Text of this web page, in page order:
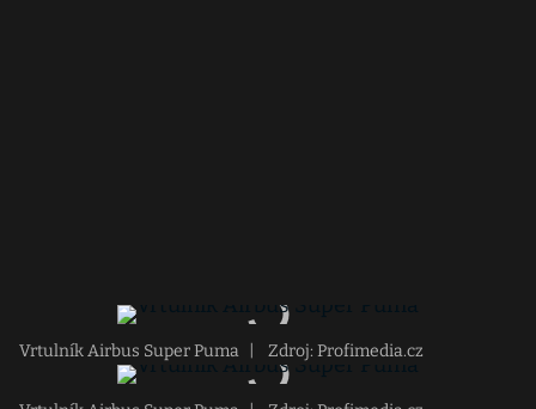
Vrtulník Airbus Super Puma Zdroj: Profimedia.cz